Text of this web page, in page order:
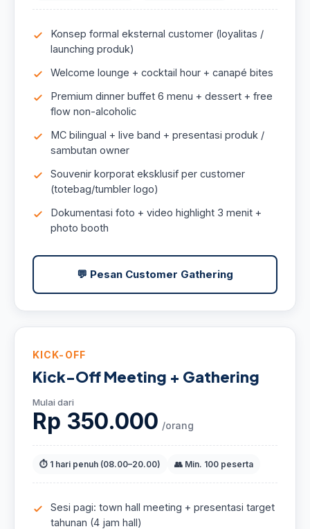
Konsep formal eksternal customer (loyalitas /
launching produk)
Welcome lounge + cocktail hour + canapé bites
Premium dinner buffet 6 menu + dessert + free
flow non-alcoholic
MC bilingual + live band + presentasi produk /
sambutan owner
Souvenir korporat eksklusif per customer
(totebag/tumbler logo)
Dokumentasi foto + video highlight 3 menit +
photo booth
💬 Pesan Customer Gathering
KICK-OFF
Kick-Off Meeting + Gathering
Mulai dari
Rp 350.000 /orang
⏱ 1 hari penuh (08.00–20.00) 👥 Min. 100 peserta
Sesi pagi: town hall meeting + presentasi target
tahunan (4 jam hall)